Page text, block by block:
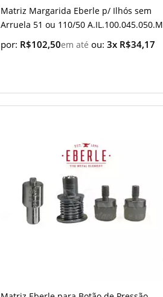
Matriz Margarida Eberle p/ Ilhós sem
Arruela 51 ou 110/50 A.IL.100.045.050.M
por: R$102,50 ou: 3x R$34,17